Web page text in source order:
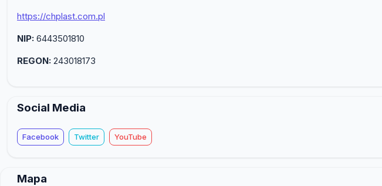
https://chplast.com.pl
NIP: 6443501810
REGON: 243018173
Social Media
Facebook Twitter YouTube
Mapa